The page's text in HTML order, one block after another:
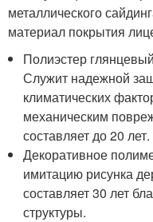
металлического
материал покрытия
Полиэстер
Служит надежной
климатических
механическим
составляет до 20 лет.
Декоративное
имитацию рисунка
составляет 30 лет
структуры.